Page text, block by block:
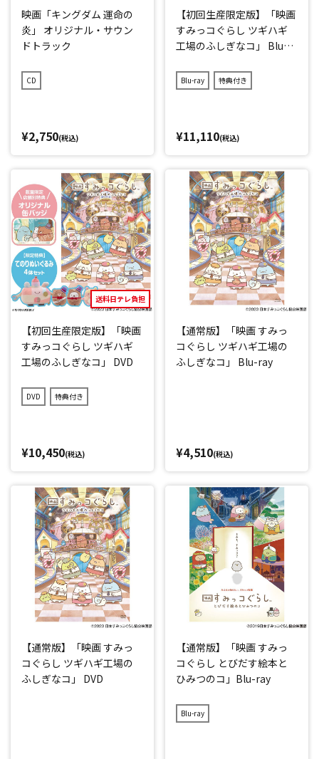
映画「キングダム 運命の
炎」 オリジナル・サウン
ドトラック
CD
¥2,750(税込)
【初回生産限定版】「映画
すみっコぐらし ツギハギ
工場のふしぎなコ」 Blu-r
Blu-ray 特典付き
¥11,110(税込)
送料日テレ負担
【初回生産限定版】「映画
すみっコぐらし ツギハギ
工場のふしぎなコ」 DVD
DVD 特典付き
¥10,450(税込)
【通常版】「映画 すみっ
コぐらし ツギハギ工場の
ふしぎなコ」 Blu-ray
¥4,510(税込)
【通常版】「映画 すみっ
コぐらし ツギハギ工場の
ふしぎなコ」 DVD
【通常版】「映画 すみっ
コぐらし とびだす絵本と
ひみつのコ」Blu-ray
Blu-ray